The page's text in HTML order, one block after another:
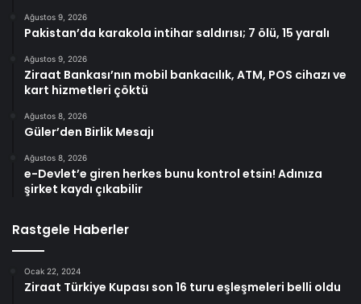
Ağustos 9, 2026
Pakistan’da karakola intihar saldırısı; 7 ölü, 15 yaralı
Ağustos 9, 2026
Ziraat Bankası’nın mobil bankacılık, ATM, POS cihazı ve
kart hizmetleri çöktü
Ağustos 8, 2026
Güler’den Birlik Mesajı
Ağustos 8, 2026
e-Devlet’e giren herkes bunu kontrol etsin! Adınıza
şirket kaydı çıkabilir
Rastgele Haberler
Ocak 22, 2024
Ziraat Türkiye Kupası son 16 turu eşleşmeleri belli oldu